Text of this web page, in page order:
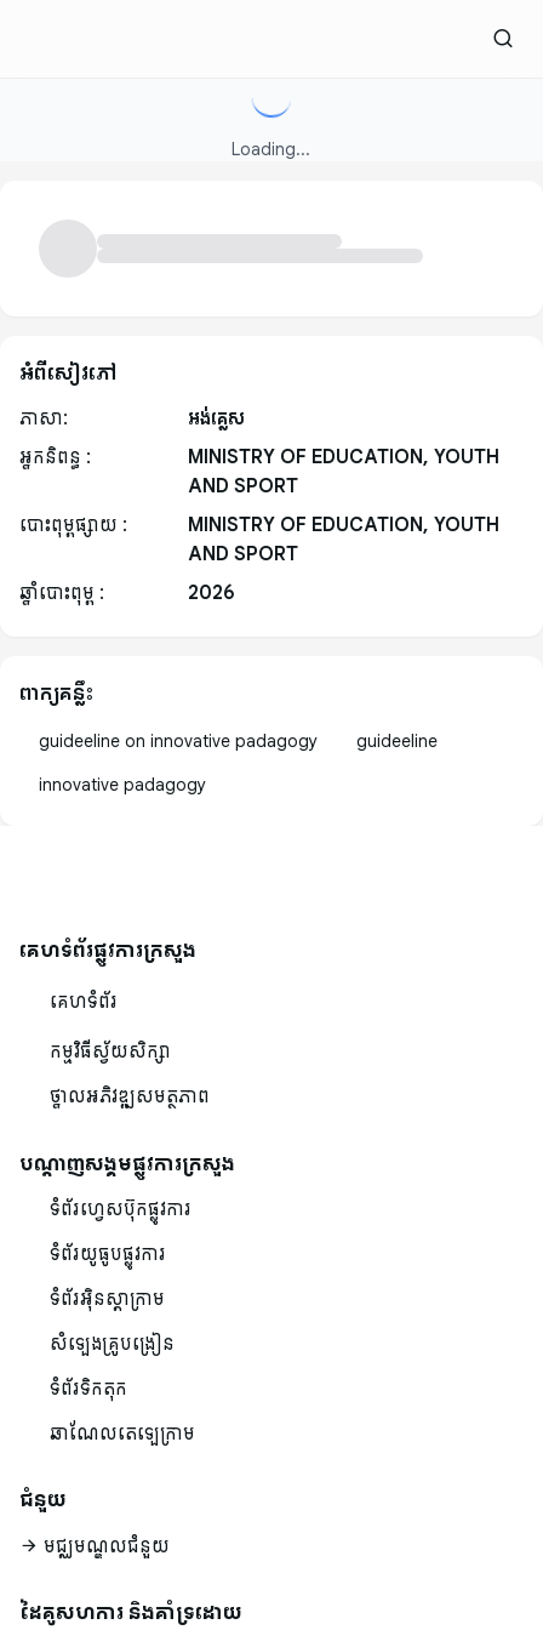
Loading...
អំពីសៀវភៅ
ភាសា:
អង់គ្លេស
អ្នកនិពន្ធ :
MINISTRY OF EDUCATION, YOUTH
AND SPORT
បោះពុម្ពផ្សាយ :
MINISTRY OF EDUCATION, YOUTH
AND SPORT
ឆ្នាំបោះពុម្ព :
2026
ពាក្យគន្លឹះ
guideeline on innovative padagogy
guideeline
innovative padagogy
គេហទំព័រផ្លូវការក្រសួង
គេហទំព័រ
កម្មវិធីស្វ័យសិក្សា
ថ្នាលអភិវឌ្ឍសមត្ថភាព
បណ្ដាញសង្គមផ្លូវការក្រសួង
ទំព័រហ្វេសប៊ុកផ្លូវការ
ទំព័រយូធូបផ្លូវការ
ទំព័រអ៊ិនស្តាក្រាម
សំឡេងគ្រូបង្រៀន
ទំព័រទិកតុក
ឆាណែលតេឡេក្រាម
ជំនួយ
មជ្ឈមណ្ឌលជំនួយ
ដៃគូសហការ និងគាំទ្រដោយ